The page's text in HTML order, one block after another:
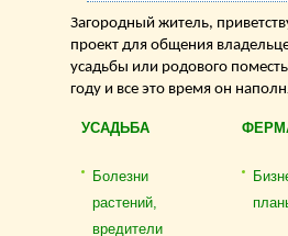
Загородный житель,
проект для общения
усадьбы или родового
году и все это время он
УСАДЬБА
Болезни
растений,
вредители